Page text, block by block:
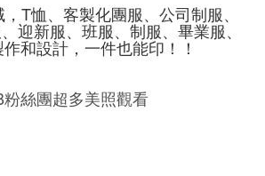
T恤、客製化團服、公司制服、
迎新服、班服、制服、畢業服、
和設計，一件也能印！！
粉絲團超多美照觀看